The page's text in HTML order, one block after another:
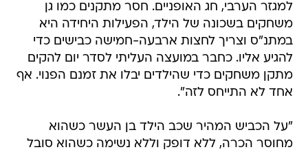
למגזר הערבי, חג האופניים. חסר מתקנים כמו גן
משחקים בשכונה של הילד, הפעילות היחידה היא
במתנ"ס וצריך לחצות ארבעה-חמישה כבישים כדי
להגיע אליו. כחבר במועצה העליתי לסדר יום להקים
מתקן משחקים כדי שהילדים יבלו את זמנם הפנוי. אף
אחד לא התייחס לזה".
"על הכביש המהיר שכב הילד בן העשר כשהוא
מחוסר הכרה, ללא דופק וללא נשימה כשהוא סובל